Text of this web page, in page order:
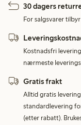
30 dagers
For salgsvarer
Kostnadsfri
nærmeste
Gratis frakt
Alltid gratis
standardlevering
(etter rabatt).